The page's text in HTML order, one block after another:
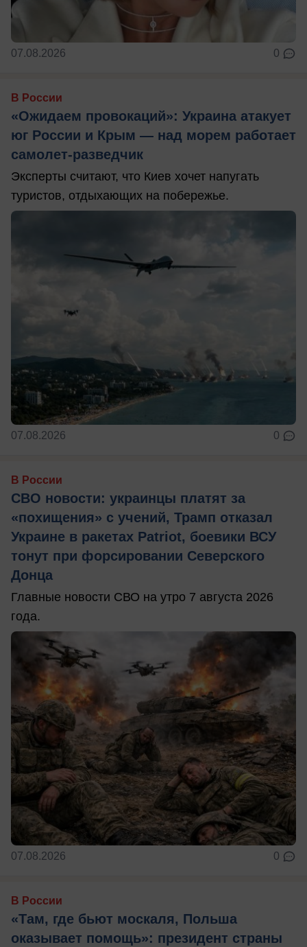
07.08.2026 0
В России
«Ожидаем провокаций»: Украина атакует
юг России и Крым — над морем работает
самолет-разведчик
Эксперты считают, что Киев хочет напугать
туристов, отдыхающих на побережье.
07.08.2026 0
В России
СВО новости: украинцы платят за
«похищения» с учений, Трамп отказал
Украине в ракетах Patriot, боевики ВСУ
тонут при форсировании Северского
Донца
Главные новости СВО на утро 7 августа 2026
года.
07.08.2026 0
В России
«Там, где бьют москаля, Польша
оказывает помощь»: президент страны